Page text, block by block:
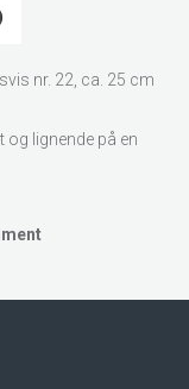
nr. 22, ca. 25 cm
og lignende på en